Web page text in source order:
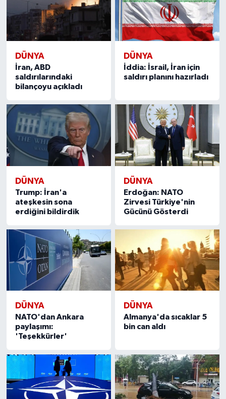
DÜNYA
İran, ABD
saldırılarındaki
bilançoyu açıkladı
DÜNYA
İddia: İsrail, İran için
saldırı planını hazırladı
DÜNYA
Trump: İran'a
ateşkesin sona
erdiğini bildirdik
DÜNYA
Erdoğan: NATO
Zirvesi Türkiye'nin
Gücünü Gösterdi
DÜNYA
NATO'dan Ankara
paylaşımı:
'Teşekkürler'
DÜNYA
Almanya'da sıcaklar 5
bin can aldı